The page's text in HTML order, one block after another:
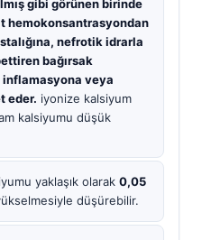
gibi görünen birinde
hemokonsantrasyondan
nefrotik idrarla
bağırsak
inflamasyona veya
eder. iyonize kalsiyum
kalsiyumu düşük
yaklaşık olarak 0,05
düşürebilir.